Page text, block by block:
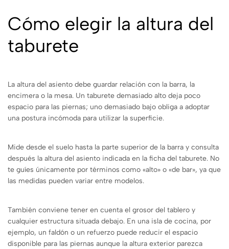
Cómo elegir la altura del
taburete
La altura del asiento debe guardar relación con la barra, la
encimera o la mesa. Un taburete demasiado alto deja poco
espacio para las piernas; uno demasiado bajo obliga a adoptar
una postura incómoda para utilizar la superficie.
Mide desde el suelo hasta la parte superior de la barra y consulta
después la altura del asiento indicada en la ficha del taburete. No
te guíes únicamente por términos como «alto» o «de bar», ya que
las medidas pueden variar entre modelos.
También conviene tener en cuenta el grosor del tablero y
cualquier estructura situada debajo. En una isla de cocina, por
ejemplo, un faldón o un refuerzo puede reducir el espacio
disponible para las piernas aunque la altura exterior parezca